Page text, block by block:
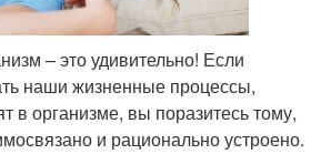
– это удивительно! Если
наши жизненные процессы,
в организме, вы поразитесь тому,
и рационально устроено.